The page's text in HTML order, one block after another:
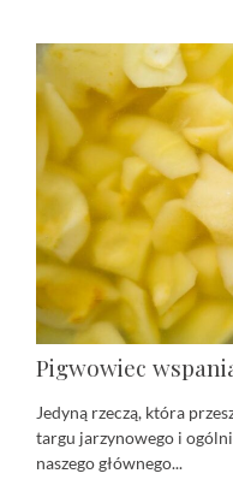
Pigwowiec
Jedyną rzeczą, która
targu jarzynowego i
naszego głównego...